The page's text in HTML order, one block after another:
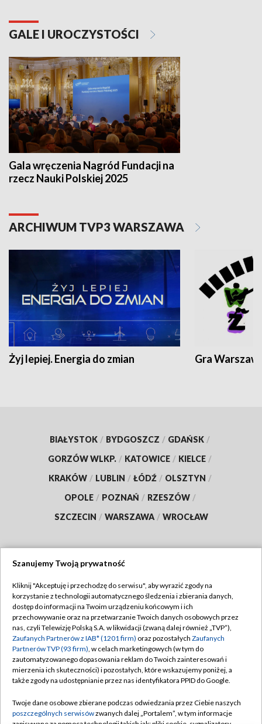
GALE I UROCZYSTOŚCI
Gala wręczenia Nagród Fundacji na
rzecz Nauki Polskiej 2025
ARCHIWUM TVP3 WARSZAWA
Żyj lepiej. Energia do zmian Gra
BIAŁYSTOK / BYDGOSZCZ / GDAŃSK /
GORZÓW WLKP. / KATOWICE / KIELCE /
KRAKÓW / LUBLIN / ŁÓDŹ / OLSZTYN /
OPOLE / POZNAŃ / RZESZÓW /
SZCZECIN / WARSZAWA / WROCŁAW
TVP
Abonament TVP
Emisja w TVP
Centrum informacji TVP
Naziemna Telewizja Cyfrowa
Rada Programowa
Regulamin TVP
Polityka prywatności
Moje zgody
Pomoc
Kontakt
Szanujemy Twoją prywatność
Kliknij "Akceptuję i przechodzę do serwisu", aby wyrazić zgody na
korzystanie z technologii automatycznego śledzenia i zbierania danych,
dostęp do informacji na Twoim urządzeniu końcowym i ich
przechowywanie oraz na przetwarzanie Twoich danych osobowych przez
nas, czyli Telewizję Polską S.A. w likwidacji (zwaną dalej również „TVP”),
Zaufanych Partnerów z IAB* (1201 firm) oraz pozostałych Zaufanych
Partnerów TVP (93 firm), w celach marketingowych (w tym do
zautomatyzowanego dopasowania reklam do Twoich zainteresowań i
mierzenia ich skuteczności) i pozostałych, które wskazujemy poniżej, a
także zgody na udostępnianie przez nas identyfikatora PPID do Google.
Twoje dane osobowe zbierane podczas odwiedzania przez Ciebie naszych
poszczególnych serwisówzwanych dalej „Portalem”, w tym informacje